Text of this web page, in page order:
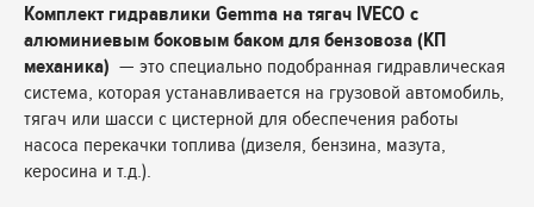
Комплект гидравлики Gemma на тягач IVECO с
алюминиевым боковым баком для бензовоза (КП
механика) — это специально подобранная гидравлическая
система, которая устанавливается на грузовой автомобиль,
тягач или шасси с цистерной для обеспечения работы
насоса перекачки топлива (дизеля, бензина, мазута,
керосина и т.д.).